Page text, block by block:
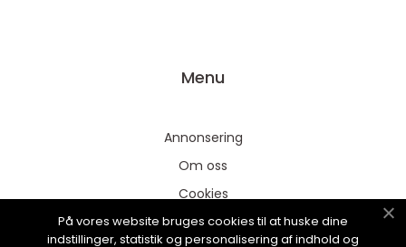
Menu
Annonsering
Om oss
Cookies
Kontakta oss
På vores website bruges cookies til at huske dine
indstillinger, statistik og personalisering af indhold og